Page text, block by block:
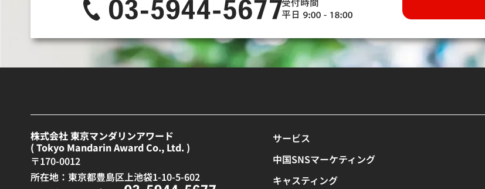
株式会社 東京マンダリンアワード
( Tokyo Mandarin Award Co., Ltd. )
〒170-0012
所在地：東京都豊島区上池袋1-10-5-602
サービス
中国SNSマーケティング
キャスティング